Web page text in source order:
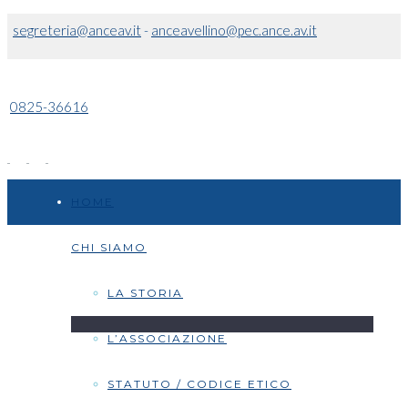
segreteria@anceav.it- anceavellino@pec.ance.av.it
0825-36616
CHI SIAMO
LA STORIA
L’ASSOCIAZIONE
STATUTO / CODICE ETICO